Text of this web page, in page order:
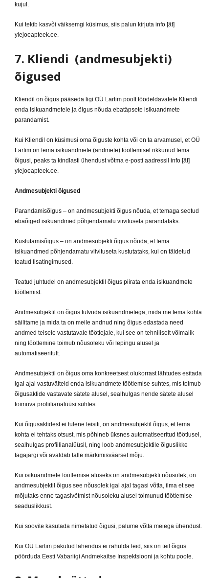
kujul.
Kui tekib kasvõi väiksemgi küsimus, siis palun kirjuta info [ät]
ylejoeapteek.ee.
7. Kliendi (andmesubjekti)
õigused
Kliendil on õigus pääseda ligi OÜ Lartim poolt töödeldavatele Kliendi
enda isikuandmetele ja õigus nõuda ebatäpsete isikuandmete
parandamist.
Kui Kliendil on küsimusi oma õiguste kohta või on ta arvamusel, et OÜ
Lartim on tema isikuandmete (andmete) töötlemisel rikkunud tema
õigusi, peaks ta kindlasti ühendust võtma e-posti aadressil info [ät]
ylejoeapteek.ee.
Andmesubjekti õigused
Parandamisõigus – on andmesubjekti õigus nõuda, et temaga seotud
ebaõiged isikuandmed põhjendamatu viivituseta parandataks.
Kustutamisõigus – on andmesubjekti õigus nõuda, et tema
isikuandmed põhjendamatu viivituseta kustutataks, kui on täidetud
teatud lisatingimused.
Teatud juhtudel on andmesubjektil õigus piirata enda isikuandmete
töötlemist.
Andmesubjektil on õigus tutvuda isikuandmetega, mida me tema kohta
säilitame ja mida ta on meile andnud ning õigus edastada need
andmed teisele vastutavale töötlejale, kui see on tehniliselt võimalik
ning töötlemine toimub nõusoleku või lepingu alusel ja
automatiseeritult.
Andmesubjektil on õigus oma konkreetsest olukorrast lähtudes esitada
igal ajal vastuväiteid enda isikuandmete töötlemise suhtes, mis toimub
õigusaktide vastavate sätete alusel, sealhulgas nende sätete alusel
toimuva profiilianalüüsi suhtes.
Kui õigusaktidest ei tulene teisiti, on andmesubjektil õigus, et tema
kohta ei tehtaks otsust, mis põhineb üksnes automatiseeritud töötlusel,
sealhulgas profiilianalüüsil, ning loob andmesubjektile õiguslikke
tagajärgi või avaldab talle märkimisväärset mõju.
Kui isikuandmete töötlemise aluseks on andmesubjekti nõusolek, on
andmesubjektil õigus see nõusolek igal ajal tagasi võtta, ilma et see
mõjutaks enne tagasivõtmist nõusoleku alusel toimunud töötlemise
seaduslikkust.
Kui soovite kasutada nimetatud õigusi, palume võtta meiega ühendust.
Kui OÜ Lartim pakutud lahendus ei rahulda teid, siis on teil õigus
pöörduda Eesti Vabariigi Andmekaitse Inspektsiooni ja kohtu poole.